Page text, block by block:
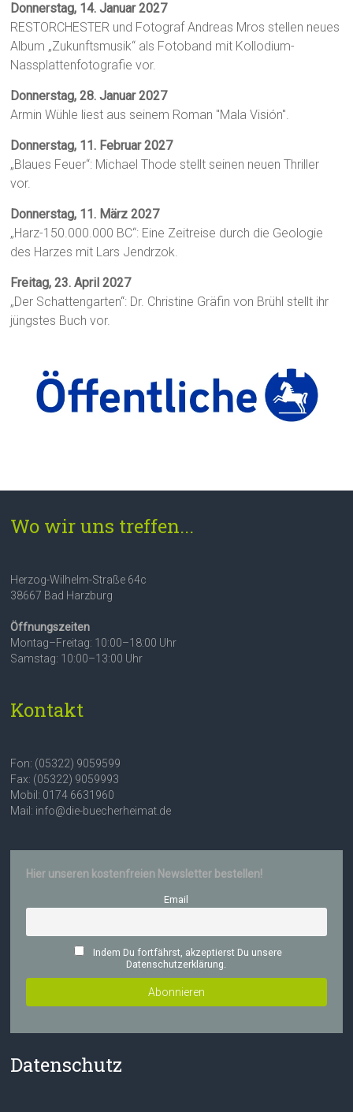
Donnerstag, 14. Januar 2027
RESTORCHESTER und Fotograf Andreas Mros stellen neues
Album „Zukunftsmusik“ als Fotoband mit Kollodium-
Nassplattenfotografie vor.
Donnerstag, 28. Januar 2027
Armin Wühle liest aus seinem Roman "Mala Visión".
Donnerstag, 11. Februar 2027
„Blaues Feuer“: Michael Thode stellt seinen neuen Thriller
vor.
Donnerstag, 11. März 2027
„Harz-150.000.000 BC“: Eine Zeitreise durch die Geologie
des Harzes mit Lars Jendrzok.
Freitag, 23. April 2027
„Der Schattengarten“: Dr. Christine Gräfin von Brühl stellt ihr
jüngstes Buch vor.
Wo wir uns treffen...
Herzog-Wilhelm-Straße 64c
38667 Bad Harzburg
Öffnungszeiten
Montag–Freitag: 10:00–18:00 Uhr
Samstag: 10:00–13:00 Uhr
Kontakt
Fon: (05322) 9059599
Fax: (05322) 9059993
Mobil: 0174 6631960
Mail: info@die-buecherheimat.de
Hier unseren kostenfreien Newsletter bestellen!
Email
Indem Du fortfährst, akzeptierst Du unsere
Datenschutzerklärung.
Datenschutz